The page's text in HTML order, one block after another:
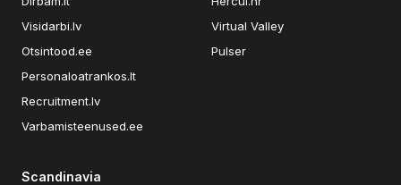
Visidarbi.lv
Otsintood.ee
Personaloatrankos.lt
Recruitment.lv
Varbamisteenused.ee
Virtual Valley
Pulser
Scandinavia